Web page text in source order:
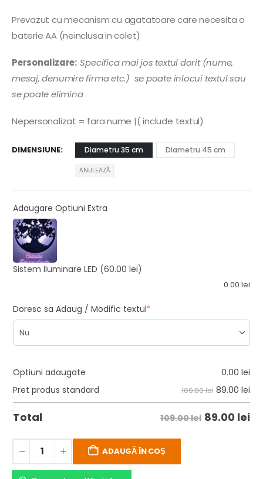
Prevazut cu mecanism cu agatatoare care necesita o
baterie AA (neinclusa in colet)
Personalizare:Specifica mai jos textul dorit (nume,
mesaj, denumire firma etc.) se poate inlocui textul sau
se poate elimina
Nepersonalizat = fara nume |( include textul)
DIMENSIUNE Diametru 35 cm Diametru 45 cm
ANULEAZĂ
Adaugare Optiuni Extra
Sistem Iluminare LED (60.00 lei)
0.00 lei
Doresc sa Adaug / Modific textul*
Optiuni adaugate 0.00 lei
Pret produs standard
109.00 lei 89.00 lei
Total 109.00 lei 89.00 lei
ADAUGĂ ÎN COȘ